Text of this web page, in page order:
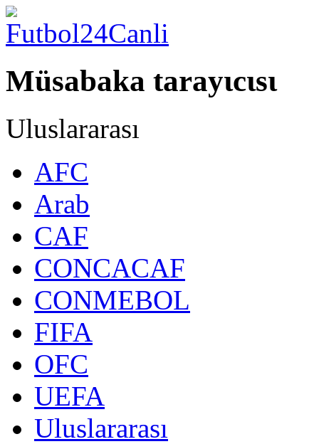
Müsabaka tarayιcιsι
Uluslararası
AFC
Arab
CAF
CONCACAF
CONMEBOL
FIFA
OFC
UEFA
Uluslararası